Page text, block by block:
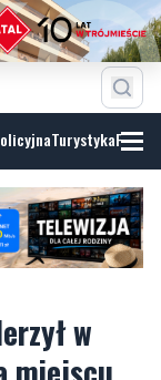
Turystyka
w